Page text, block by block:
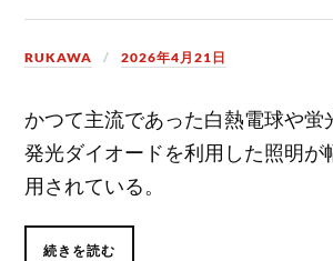
RUKAWA 2026年4月21日
かつて主流であった白熱電球や蛍
発光ダイオードを利用した照明が
用されている。
続きを読む